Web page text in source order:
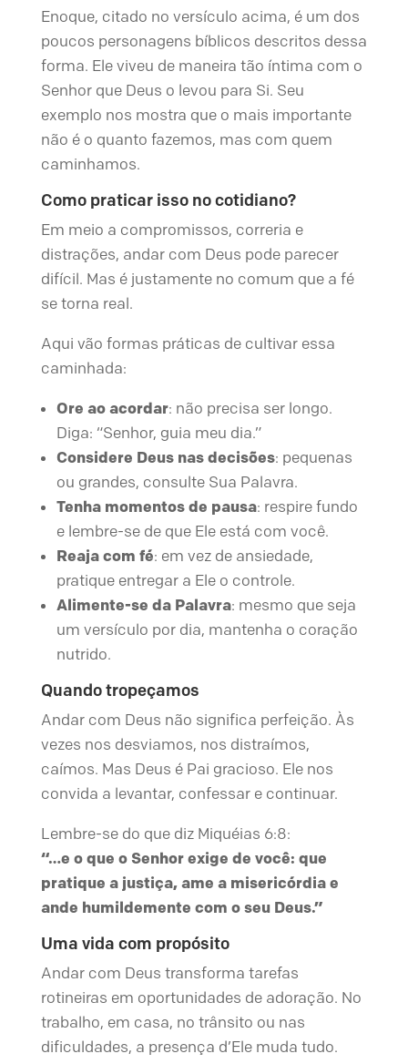
Enoque, citado no versículo acima, é um dos
poucos personagens bíblicos descritos dessa
forma. Ele viveu de maneira tão íntima com o
Senhor que Deus o levou para Si. Seu
exemplo nos mostra que o mais importante
não é o quanto fazemos, mas com quem
caminhamos.
Como praticar isso no cotidiano?
Em meio a compromissos, correria e
distrações, andar com Deus pode parecer
difícil. Mas é justamente no comum que a fé
se torna real.
Aqui vão formas práticas de cultivar essa
caminhada:
Ore ao acordar: não precisa ser longo.
Diga: “Senhor, guia meu dia.”
Considere Deus nas decisões: pequenas
ou grandes, consulte Sua Palavra.
Tenha momentos de pausa: respire fundo
e lembre-se de que Ele está com você.
Reaja com fé: em vez de ansiedade,
pratique entregar a Ele o controle.
Alimente-se da Palavra: mesmo que seja
um versículo por dia, mantenha o coração
nutrido.
Quando tropeçamos
Andar com Deus não significa perfeição. Às
vezes nos desviamos, nos distraímos,
caímos. Mas Deus é Pai gracioso. Ele nos
convida a levantar, confessar e continuar.
Lembre-se do que diz Miquéias 6:8:
“…e o que o Senhor exige de você: que
pratique a justiça, ame a misericórdia e
ande humildemente com o seu Deus.”
Uma vida com propósito
Andar com Deus transforma tarefas
rotineiras em oportunidades de adoração. No
trabalho, em casa, no trânsito ou nas
dificuldades, a presença d’Ele muda tudo.